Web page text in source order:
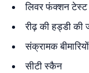
लिवर फंक्शन टेस्ट
रीढ़ की हड्डी की
संक्रामक
सीटी स्कैन